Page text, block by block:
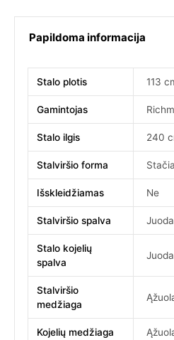
Papildoma informacija
Stalo plotis 113
Gamintojas
Stalo ilgis 240
Stalviršio forma
Išskleidžiamas Ne
Stalviršio spalva Juoda
Stalo kojelių
spalva
Juoda
Stalviršio
medžiaga
Kojelių medžiaga